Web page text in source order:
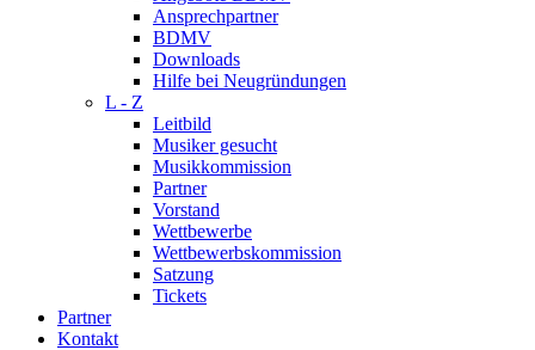
Ansprechpartner
BDMV
Downloads
Hilfe bei Neugründungen
L - Z
Leitbild
Musiker gesucht
Musikkommission
Partner
Vorstand
Wettbewerbe
Wettbewerbskommission
Satzung
Tickets
Partner
Kontakt